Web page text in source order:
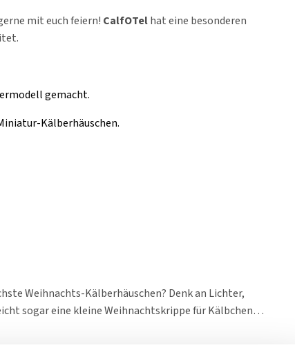
mit euch feiern! CalfOTelhat eine besonderen
gemacht.
Kälberhäuschen.
Weihnachts-Kälberhäuschen? Denk an Lichter,
sogar eine kleine Weihnachtskrippe für Kälbchen…